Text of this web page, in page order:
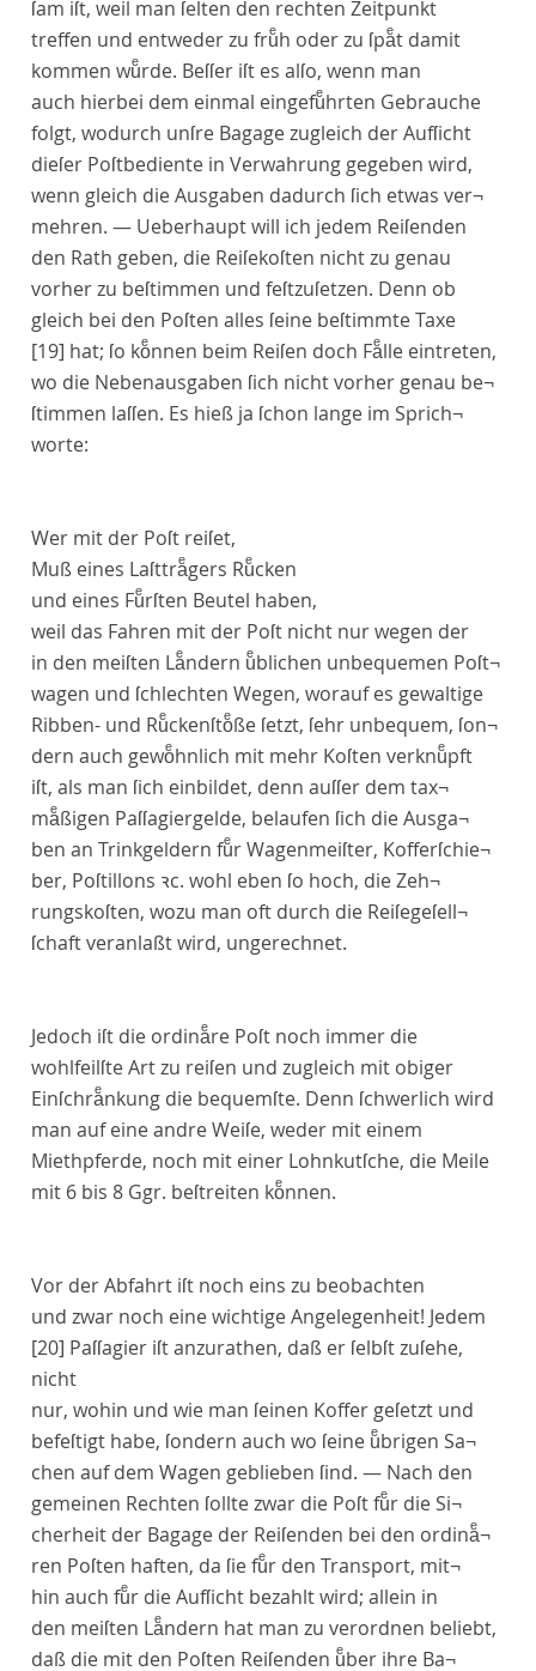
ſam iſt, weil man ſelten den rechten Zeitpunkt
treffen und entweder zu fruͤh oder zu ſpaͤt damit
kommen wuͤrde. Beſſer iſt es alſo, wenn man
auch hierbei dem einmal eingefuͤhrten Gebrauche
folgt, wodurch unſre Bagage zugleich der Aufſicht
dieſer Poſtbediente in Verwahrung gegeben wird,
wenn gleich die Ausgaben dadurch ſich etwas ver¬
mehren. — Ueberhaupt will ich jedem Reiſenden
den Rath geben, die Reiſekoſten nicht zu genau
vorher zu beſtimmen und feſtzuſetzen. Denn ob
gleich bei den Poſten alles ſeine beſtimmte Taxe
[19] hat; ſo koͤnnen beim Reiſen doch Faͤlle eintreten,
wo die Nebenausgaben ſich nicht vorher genau be¬
ſtimmen laſſen. Es hieß ja ſchon lange im Sprich¬
worte:
Wer mit der Poſt reiſet,
Muß eines Laſttraͤgers Ruͤcken
und eines Fuͤrſten Beutel haben,
weil das Fahren mit der Poſt nicht nur wegen der
in den meiſten Laͤndern uͤblichen unbequemen Poſt¬
wagen und ſchlechten Wegen, worauf es gewaltige
Ribben- und Ruͤckenſtoͤße ſetzt, ſehr unbequem, ſon¬
dern auch gewoͤhnlich mit mehr Koſten verknuͤpft
iſt, als man ſich einbildet, denn auſſer dem tax¬
maͤßigen Paſſagiergelde, belaufen ſich die Ausga¬
ben an Trinkgeldern fuͤr Wagenmeiſter, Kofferſchie¬
ber, Poſtillons ꝛc. wohl eben ſo hoch, die Zeh¬
rungskoſten, wozu man oft durch die Reiſegeſell¬
ſchaft veranlaßt wird, ungerechnet.
Jedoch iſt die ordinaͤre Poſt noch immer die
wohlfeilſte Art zu reiſen und zugleich mit obiger
Einſchraͤnkung die bequemſte. Denn ſchwerlich wird
man auf eine andre Weiſe, weder mit einem
Miethpferde, noch mit einer Lohnkutſche, die Meile
mit 6 bis 8 Ggr. beſtreiten koͤnnen.
Vor der Abfahrt iſt noch eins zu beobachten
und zwar noch eine wichtige Angelegenheit! Jedem
[20] Paſſagier iſt anzurathen, daß er ſelbſt zuſehe,
nicht
nur, wohin und wie man ſeinen Koffer geſetzt und
befeſtigt habe, ſondern auch wo ſeine uͤbrigen Sa¬
chen auf dem Wagen geblieben ſind. — Nach den
gemeinen Rechten ſollte zwar die Poſt fuͤr die Si¬
cherheit der Bagage der Reiſenden bei den ordinaͤ¬
ren Poſten haften, da ſie fuͤr den Transport, mit¬
hin auch fuͤr die Aufſicht bezahlt wird; allein in
den meiſten Laͤndern hat man zu verordnen beliebt,
daß die mit den Poſten Reiſenden uͤber ihre Ba¬